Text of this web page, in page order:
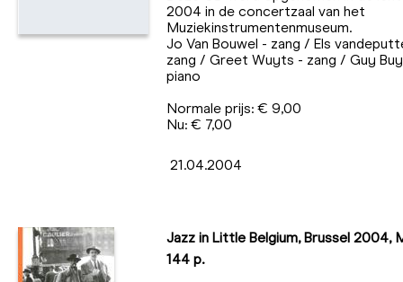
2004 in de concertzaal van het
Muziekinstrumentenmuseum.
Jo Van Bouwel - zang / Els
zang / Greet Wuyts - zang / Guy
piano
Normale prijs: € 9,00
Nu: € 7,00
21.04.2004
Jazz in Little Belgium, Brussel 2004,
144 p.